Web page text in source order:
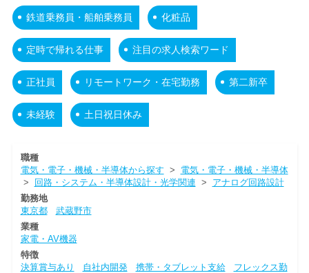
鉄道乗務員・船舶乗務員 化粧品
定時で帰れる仕事 注目の求人検索ワード
正社員 リモートワーク・在宅勤務 第二新卒
未経験 土日祝日休み
職種
電気・電子・機械・半導体から探す > 電気・電子・機械・半導体
> 回路・システム・半導体設計・光学関連 > アナログ回路設計
勤務地
東京都
武蔵野市
業種
家電・AV機器
特徴
決算賞与あり
自社内開発 携帯・タブレット支給
フレックス勤